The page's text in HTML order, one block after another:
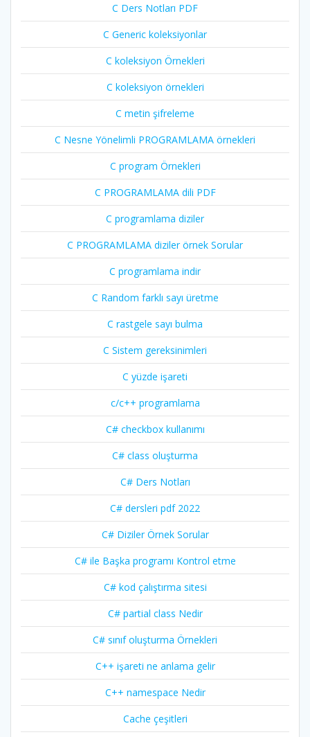
C Ders Notları PDF
C Generic koleksiyonlar
C koleksiyon Örnekleri
C koleksiyon örnekleri
C metin şifreleme
C Nesne Yönelimli PROGRAMLAMA örnekleri
C program Örnekleri
C PROGRAMLAMA dili PDF
C programlama diziler
C PROGRAMLAMA diziler örnek Sorular
C programlama indir
C Random farklı sayı üretme
C rastgele sayı bulma
C Sistem gereksinimleri
C yüzde işareti
c/c++ programlama
C# checkbox kullanımı
C# class oluşturma
C# Ders Notları
C# dersleri pdf 2022
C# Diziler Örnek Sorular
C# ile Başka programı Kontrol etme
C# kod çalıştırma sitesi
C# partial class Nedir
C# sınıf oluşturma Örnekleri
C++ işareti ne anlama gelir
C++ namespace Nedir
Cache çeşitleri